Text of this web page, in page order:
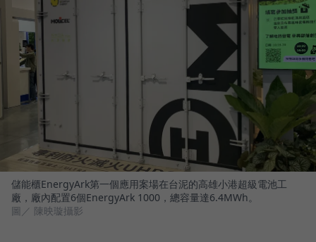
儲能櫃EnergyArk第一個應用案場在台泥的高雄小港超級電池工
廠，廠內配置6個EnergyArk 1000，總容量達6.4MWh。
圖／ 陳映璇攝影